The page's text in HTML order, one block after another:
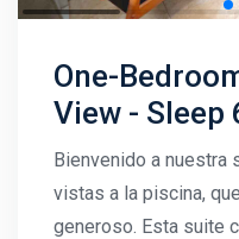
One-
View - Sleep
Bienvenido a nuestra
vistas a la piscina,
generoso. Esta suite